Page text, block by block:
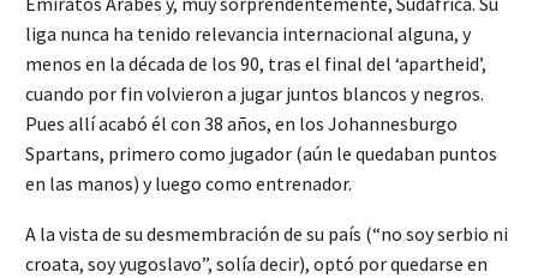
liga nunca ha tenido relevancia internacional alguna, y
menos en la década de los 90, tras el final del ‘apartheid’,
cuando por fin volvieron a jugar juntos blancos y negros.
Pues allí acabó él con 38 años, en los Johannesburgo
Spartans, primero como jugador (aún le quedaban puntos
en las manos) y luego como entrenador.
A la vista de su desmembración de su país (“no soy serbio ni
croata, soy yugoslavo”, solía decir), optó por quedarse en